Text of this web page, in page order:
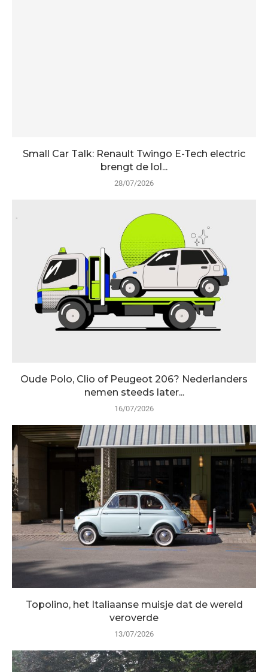
Small Car Talk: Renault Twingo E-Tech electric
brengt de lol...
28/07/2026
Oude Polo, Clio of Peugeot 206? Nederlanders
nemen steeds later...
16/07/2026
Topolino, het Italiaanse muisje dat de wereld
veroverde
13/07/2026